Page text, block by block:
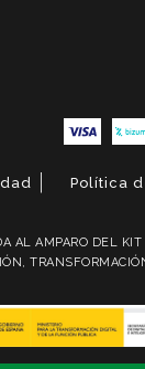
Política
AL AMPARO DEL